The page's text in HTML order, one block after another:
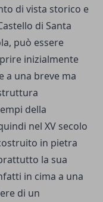
di vista storico e
di Santa
può essere
inizialmente
a una breve ma
della
nel XV secolo
in pietra
la sua
in cima a una
di un